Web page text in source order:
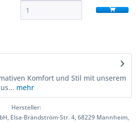
Komfort und Stil mit unserem
mehr
Hersteller:
Elsa-Brändström-Str. 4, 68229 Mannheim,